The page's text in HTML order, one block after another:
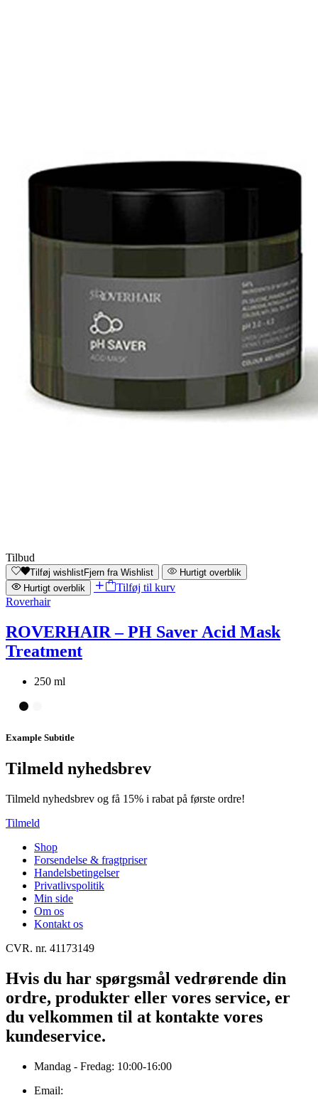
Tilbud
Tilføj wishlistFjern fra Wishlist
Hurtigt overblik
Hurtigt overblik
Tilføj til kurv
Roverhair
ROVERHAIR – PH Saver Acid Mask
Treatment
250 ml
Example Subtitle
Tilmeld nyhedsbrev
Tilmeld nyhedsbrev og få 15% i rabat på første ordre!
Tilmeld
Shop
Forsendelse & fragtpriser
Handelsbetingelser
Privatlivspolitik
Min side
Om os
Kontakt os
CVR. nr. 41173149
Hvis du har spørgsmål vedrørende din
ordre, produkter eller vores service, er
du velkommen til at kontakte vores
kundeservice.
Mandag - Fredag: 10:00-16:00
Email: